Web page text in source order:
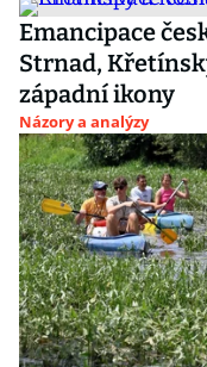
Emancipace
Strnad,
západní ikony
Názory a analýzy